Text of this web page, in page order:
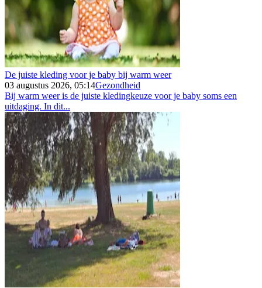
De juiste kleding voor je baby bij warm weer
03 augustus 2026, 05:14Gezondheid
Bij warm weer is de juiste kledingkeuze voor je baby soms een
uitdaging. In dit...